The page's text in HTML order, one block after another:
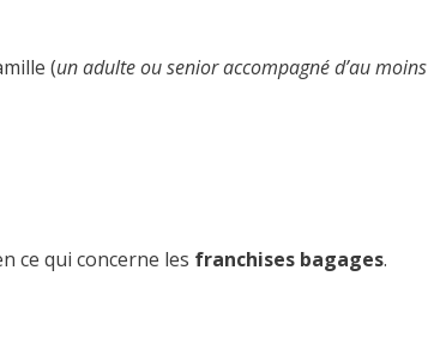
(un adulte ou senior accompagné d’au moins
ce qui concerne les franchises bagages.